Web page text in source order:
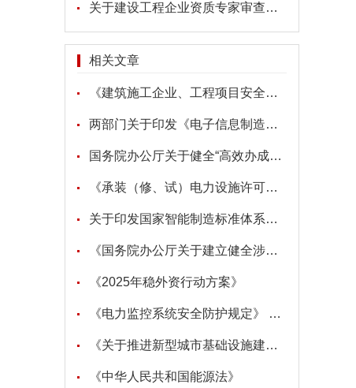
关于建设工程企业资质专家审查意见的公示
相关文章
《建筑施工企业、工程项目安全生产管理机构设置及安全生产管理人员配备办法》
两部门关于印发《电子信息制造业2025－2026年稳增长行动方案》的通知
国务院办公厅关于健全“高效办成一件事” 重点事项常态化推进机制的意见
《承装（修、试）电力设施许可证管理办法》 2025年第30号令
关于印发国家智能制造标准体系建设指南（2024版）的通知
《国务院办公厅关于建立健全涉企收费长效监管机制的指导意见》
《2025年稳外资行动方案》
《电力监控系统安全防护规定》 2024年第27号令
《关于推进新型城市基础设施建设打造韧性城市的意见》
《中华人民共和国能源法》